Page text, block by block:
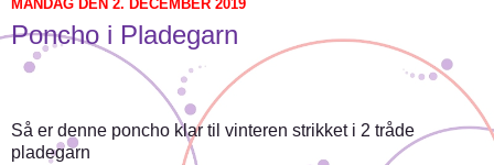
MANDAG DEN 2. DECEMBER 2019
Poncho i Pladegarn
Så er denne poncho klar til vinteren strikket i 2 tråde
pladegarn